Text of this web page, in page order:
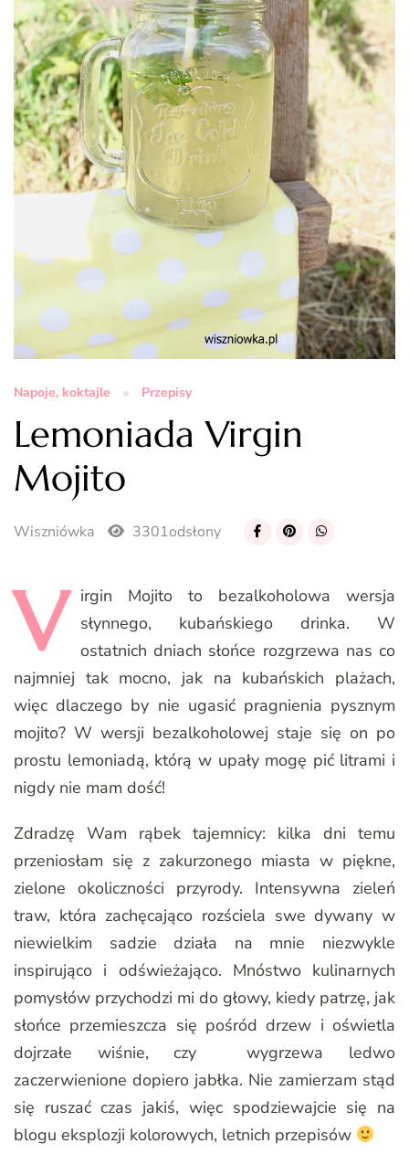
Napoje, koktajle Przepisy
Lemoniada Virgin
Mojito
Wiszniówka 3301odsłony
V irgin Mojito to bezalkoholowa wersja
słynnego, kubańskiego drinka. W
ostatnich dniach słońce rozgrzewa nas co
najmniej tak mocno, jak na kubańskich plażach,
więc dlaczego by nie ugasić pragnienia pysznym
mojito? W wersji bezalkoholowej staje się on po
prostu lemoniadą, którą w upały mogę pić litrami i
nigdy nie mam dość!
Zdradzę Wam rąbek tajemnicy: kilka dni temu
przeniosłam się z zakurzonego miasta w piękne,
zielone okoliczności przyrody. Intensywna zieleń
traw, która zachęcająco rozściela swe dywany w
niewielkim sadzie działa na mnie niezwykle
inspirująco i odświeżająco. Mnóstwo kulinarnych
pomysłów przychodzi mi do głowy, kiedy patrzę, jak
słońce przemieszcza się pośród drzew i oświetla
dojrzałe wiśnie, czy wygrzewa ledwo
zaczerwienione dopiero jabłka. Nie zamierzam stąd
się ruszać czas jakiś, więc spodziewajcie się na
blogu eksplozji kolorowych, letnich przepisów